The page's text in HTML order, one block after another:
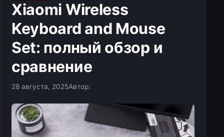
Xiaomi Wireless
Keyboard and Mouse
Set: полный обзор и
сравнение
28 августа, 2025Автор: